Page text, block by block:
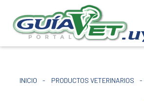
INICIO - PRODUCTOS VETERINARIOS -